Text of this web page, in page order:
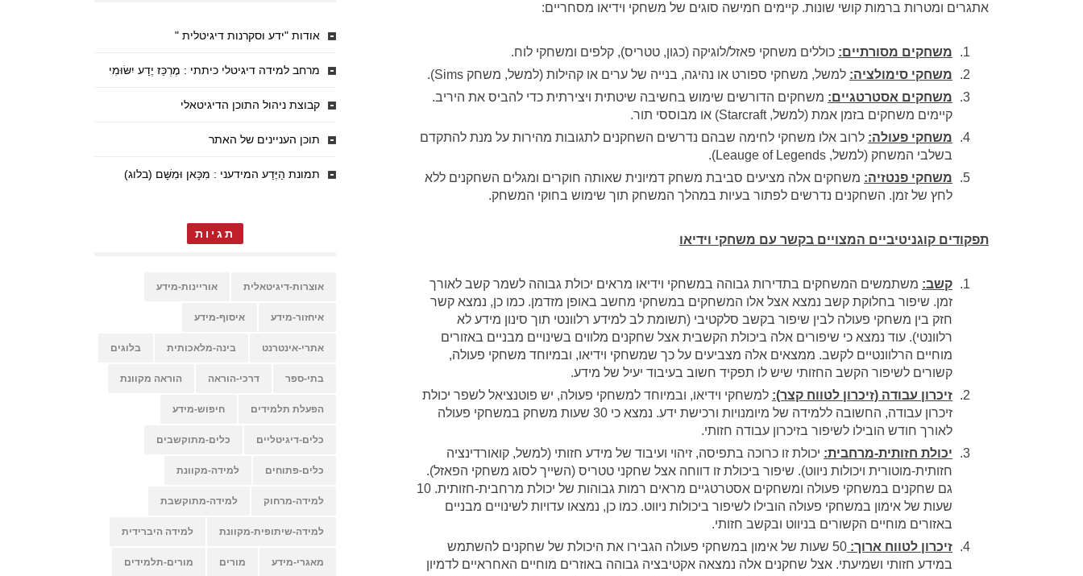
אתגרים ומטרות ברמות קושי שונות. קיימים חמישה סוגים של משחקי וידיאו מסחריים:
משחקים מסורתיים: כוללים משחקי פאזל/לוגיקה (כגון, טטריס), קלפים ומשחקי לוח.
משחקי סימולציה: למשל, משחקי ספורט או נהיגה, בנייה של ערים או קהילות (למשל, משחק Sims).
משחקים אסטרטגיים: משחקים הדורשים שימוש בחשיבה שיטתית ויצירתית כדי להביס את היריב.
קיימים משחקים בזמן אמת (למשל, Starcraft) או מבוססי תור.
משחקי פעולה: לרוב אלו משחקי לחימה שבהם נדרשים השחקנים לתגובות מהירות על מנת להתקדם
בשלבי המשחק (למשל, Leauge of Legends).
משחקי פנטזיה: משחקים אלה מציעים סביבת משחק דמיונית שאותה חוקרים ומגלים השחקנים ללא
לחץ של זמן. השחקנים נדרשים לפתור בעיות במהלך המשחק תוך שימוש בחוקי המשחק.
תפקודים קוגניטיביים המצויים בקשר עם משחקי וידיאו
קשב: משתמשים המשחקים בתדירות גבוהה במשחקי וידיאו מראים יכולת גבוהה לשמר קשב לאורך
זמן. שיפור בחלוקת קשב נמצא אצל אלו המשחקים במשחקי מחשב באופן מזדמן. כמו כן, נמצא קשר
חזק בין משחקי פעולה לבין שיפור בקשב סלקטיבי (תשומת לב למידע רלוונטי תוך סינון מידע לא
רלוונטי). עוד נמצא כי שיפורים אלה ביכולת הקשבית אצל שחקנים מלווים בשינויים מבניים באזורים
מוחיים הרלוונטיים לקשב. ממצאים אלה מצביעים על כך שמשחקי וידיאו, ובמיוחד משחקי פעולה,
קשורים לשיפור הקשב החזותי שיש לו תפקיד חשוב בעיבוד יעיל של מידע.
זיכרון עבודה (זיכרון לטווח קצר): למשחקי וידיאו, ובמיוחד למשחקי פעולה, יש פוטנציאל לשפר יכולת
זיכרון עבודה, החשובה ללמידה של מיומנויות ורכישת ידע. נמצא כי 30 שעות משחק במשחקי פעולה
לאורך חודש הובילו לשיפור בזיכרון עבודה חזותי.
יכולת חזותית-מרחבית: יכולת זו כרוכה בתפיסה, זיהוי ועיבוד של מידע חזותי (למשל, קואורדינציה
חזותית-מוטורית ויכולות ניווט). שיפור ביכולת זו דווחה אצל שחקני טטריס (השייך לסוג משחקי הפאזל).
גם שחקנים במשחקי פעולה ומשחקים אסטרטגיים מראים רמות גבוהות של יכולת מרחבית-חזותית. 10
שעות של אימון במשחקי פעולה הובילו לשיפור ביכולות ניווט. כמו כן, נמצאו עדויות לשינויים מבניים
באזורים מוחיים הקשורים בניווט ובקשב חזותי.
זיכרון לטווח ארוך:
50 שעות של אימון במשחקי פעולה הגבירו את היכולת של שחקנים להשתמש
במידע חזותי ושמיעתי. אצל שחקנים אלה נמצאה אקטיבציה גבוהה באוזרים מוחיים האחראיים לדמיון
אודות "ידע וסקרנות דיגיטלית "
מרחב למידה דיגיטלי כיתתי : מֶרְכַּז יֶדַע יִשּׂוּמִי
קבוצת ניהול התוכן הדיגיטאלי
תוכן העניינים של האתר
תמונת הַיֶּדַע המידעני : מִכָּאן וּמִשָּׁם (בלוג)
תגיות
אוצרות-דיגיטאלית אוריינות-מידע
איחזור-מידע איסוף-מידע
אתרי-אינטרנט בינה-מלאכותית בלוגים
בתי-ספר דרכי-הוראה הוראה מקוונת
הפעלת תלמידים חיפוש-מידע
כלים-דיגיטליים כלים-מתוקשבים
כלים-פתוחים למידה-מקוונת
למידה-מרחוק למידה-מתוקשבת
למידה-שיתופית-מקוונת למידה היברידית
מאגרי-מידע מורים מורים-תלמידים